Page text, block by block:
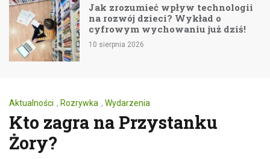
Jak zrozumieć wpływ technologii
na rozwój dzieci? Wykład o
cyfrowym wychowaniu już dziś!
10 sierpnia 2026
Aktualności , Rozrywka , Wydarzenia
Kto zagra na Przystanku
Żory?